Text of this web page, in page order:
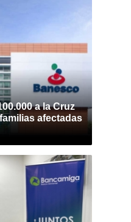
a la Cruz
afectadas